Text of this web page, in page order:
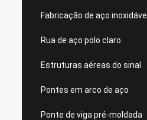
Fabricação de aço inoxidável
Rua de aço polo claro
Estruturas aéreas do sinal
Pontes em arco de aço
Ponte de viga pré-moldada